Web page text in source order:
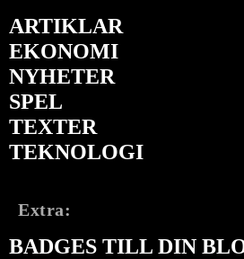
ARTIKLAR
EKONOMI
NYHETER
SPEL
TEXTER
TEKNOLOGI
Extra:
BADGES TILL DIN